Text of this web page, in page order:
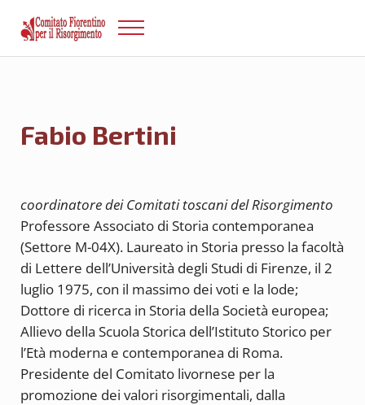
Risorgimento Firenze
Menu
Fabio Bertini
coordinatore dei Comitati toscani del Risorgimento
Professore Associato di Storia contemporanea
(Settore M-04X). Laureato in Storia presso la facoltà
di Lettere dell’Università degli Studi di Firenze, il 2
luglio 1975, con il massimo dei voti e la lode;
Dottore di ricerca in Storia della Società europea;
Allievo della Scuola Storica dell’Istituto Storico per
l’Età moderna e contemporanea di Roma.
Presidente del Comitato livornese per la
promozione dei valori risorgimentali, dalla